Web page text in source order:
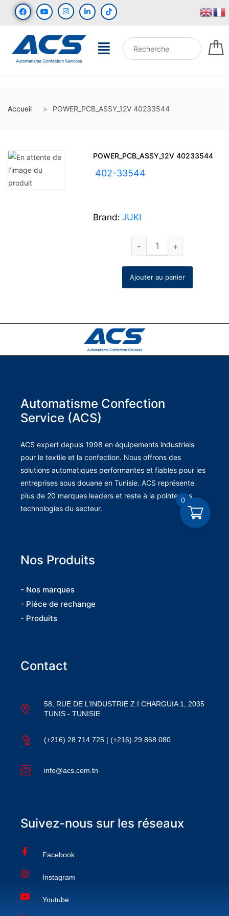
Accueil POWER_PCB_ASSY_12V 40233544
POWER_PCB_ASSY_12V 40233544
402-33544
Brand: JUKI
Ajouter au panier
Automatisme Confection
Service (ACS)
ACS expert depuis 1998 en équipements industriels
pour le textile et la confection. Nous offrons des
solutions automatiques performantes et fiables pour les
entreprises sous douane en Tunisie. ACS représente
plus de 20 marques leaders et reste à la pointe des
technologies du secteur.
Nos Produits
- Nos marques
- Piéce de rechange
- Produits
Contact
58, RUE DE L’INDUSTRIE Z.I CHARGUIA 1, 2035
TUNIS - TUNISIE
(+216) 28 714 725 | (+216) 29 868 080
info@acs.com.tn
Suivez-nous sur les réseaux
Facebook
Instagram
Youtube
0